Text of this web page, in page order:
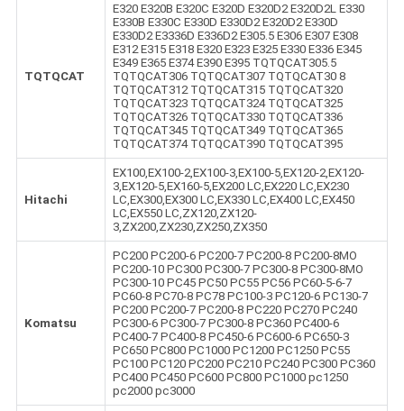
TQTQCAT
E320 E320B E320C E320D E320D2 E320D2L E330
E330B E330C E330D E330D2 E320D2 E330D
E330D2 E3336D E336D2 E305.5 E306 E307 E308
E312 E315 E318 E320 E323 E325 E330 E336 E345
E349 E365 E374 E390 E395 TQTQCAT305.5
TQTQCAT306 TQTQCAT307 TQTQCAT30 8
TQTQCAT312 TQTQCAT315 TQTQCAT320
TQTQCAT323 TQTQCAT324 TQTQCAT325
TQTQCAT326 TQTQCAT330 TQTQCAT336
TQTQCAT345 TQTQCAT349 TQTQCAT365
TQTQCAT374 TQTQCAT390 TQTQCAT395
Hitachi
EX100,EX100-2,EX100-3,EX100-5,EX120-2,EX120-
3,EX120-5,EX160-5,EX200 LC,EX220 LC,EX230
LC,EX300,EX300 LC,EX330 LC,EX400 LC,EX450
LC,EX550 LC,ZX120,ZX120-
3,ZX200,ZX230,ZX250,ZX350
Komatsu
PC200 PC200-6 PC200-7 PC200-8 PC200-8MO
PC200-10 PC300 PC300-7 PC300-8 PC300-8MO
PC300-10 PC45 PC50 PC55 PC56 PC60-5-6-7
PC60-8 PC70-8 PC78 PC100-3 PC120-6 PC130-7
PC200 PC200-7 PC200-8 PC220 PC270 PC240
PC300-6 PC300-7 PC300-8 PC360 PC400-6
PC400-7 PC400-8 PC450-6 PC600-6 PC650-3
PC650 PC800 PC1000 PC1200 PC1250 PC55
PC100 PC120 PC200 PC210 PC240 PC300 PC360
PC400 PC450 PC600 PC800 PC1000 pc1250
pc2000 pc3000